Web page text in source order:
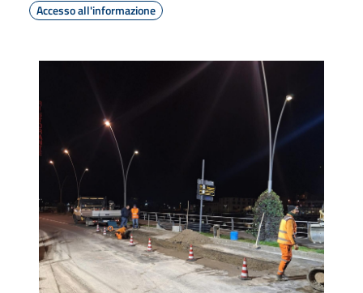
Accesso all'informazione